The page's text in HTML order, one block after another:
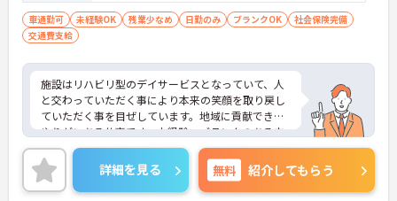
車通勤可 未経験OK 残業少なめ 日勤のみ ブランクOK
社会保険完備
交通費支給
施設はリハビリ型のデイサービスとなっていて、人
と交わっていただく事により本来の笑顔を取り戻し
ていただく事を目ぜしています。地域に貢献できる
やりがいある仕事です。未経験、ブランクのある方
も歓迎されており、長期的な就業をお考えの方にも
おすすめの環境です。
詳細を見る 無料 紹介してもらう